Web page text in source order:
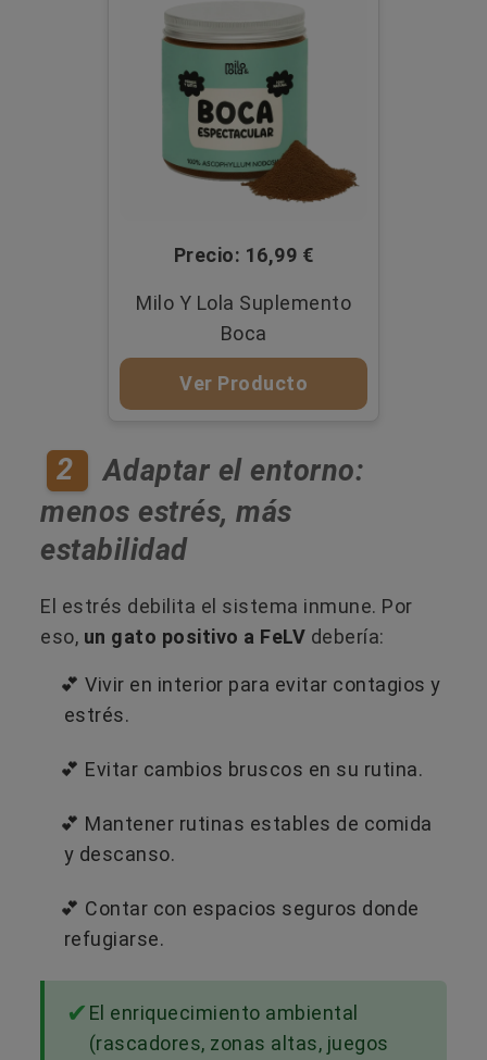
Precio: 16,99 €
Milo Y Lola Suplemento
Boca
Ver Producto
2
Adaptar el entorno:
menos estrés, más
estabilidad
El estrés debilita el sistema inmune. Por
eso, un gato positivo a FeLV debería:
💕​ Vivir en interior para evitar contagios y
estrés.
💕​ Evitar cambios bruscos en su rutina.
💕​ Mantener rutinas estables de comida
y descanso.
💕​ Contar con espacios seguros donde
refugiarse.
El enriquecimiento ambiental
(rascadores, zonas altas, juegos